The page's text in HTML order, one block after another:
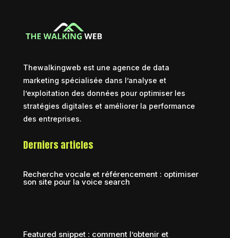
Thewalkingweb est une agence de data
marketing spécialisée dans l’analyse et
l’exploitation des données pour optimiser les
stratégies digitales et améliorer la performance
des entreprises.
Derniers articles
Recherche vocale et référencement : optimiser
son site pour la voice search
Featured snippet : comment l’obtenir et